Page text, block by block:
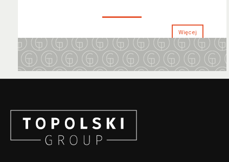
Więcej